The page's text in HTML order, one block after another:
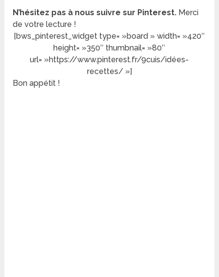
N’hésitez pas à nous suivre sur Pinterest. Merci
de votre lecture !
[bws_pinterest_widget type= »board » width= »420″
height= »350″ thumbnail= »80″
url= »https://www.pinterest.fr/9cuis/idées-
recettes/ »]
Bon appétit !